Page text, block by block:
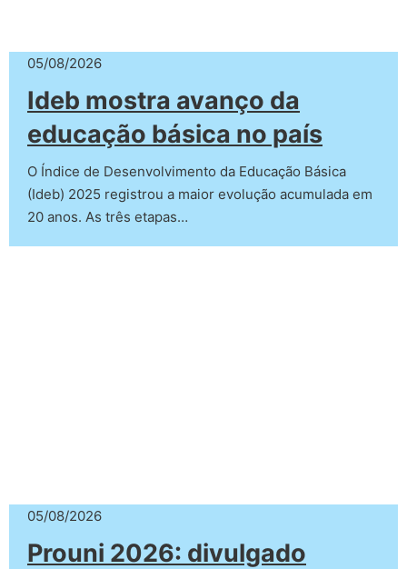
05/08/2026
Ideb mostra avanço da
educação básica no país
O Índice de Desenvolvimento da Educação Básica
(Ideb) 2025 registrou a maior evolução acumulada em
20 anos. As três etapas…
05/08/2026
Prouni 2026: divulgado